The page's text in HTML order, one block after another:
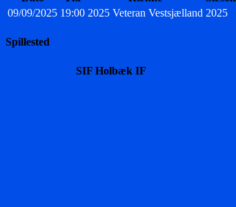
09/09/2025 19:00 2025 Veteran Vestsjælland 2025
Spillested
SIF Holbæk IF